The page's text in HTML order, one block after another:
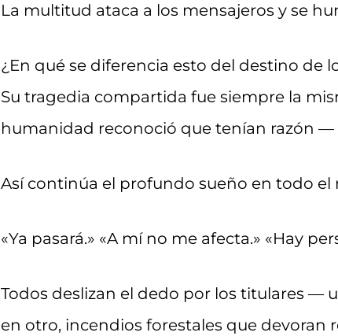
La multitud ataca a los mensajeros y se
¿En qué se diferencia esto del destino de
Su tragedia compartida fue siempre la
humanidad reconoció que tenían razón —
Así continúa el profundo sueño en todo el
«Ya pasará.» «A mí no me afecta.» «Hay
Todos deslizan el dedo por los titulares —
en otro, incendios forestales que devoran